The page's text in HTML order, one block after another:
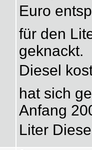
Euro
für den
geknackt.
Diesel
hat sich
Anfang
Liter